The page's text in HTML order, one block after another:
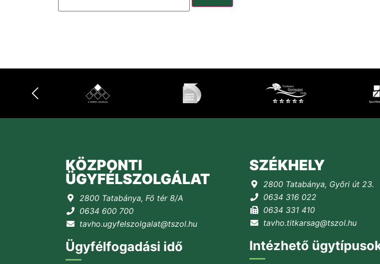
KÖZPONTI
ÜGYFÉLSZOLGÁLAT
2800 Tatabánya, Fő tér 8/A
0634 600 700
tavho.ugyfelszolgalat@tszol.hu
Ügyfélfogadási idő
SZÉKHELY
2800 Tatabánya, Győri út 23.
0634 316 022
0634 331 410
tavho.titkarsag@tszol.hu
Intézhető